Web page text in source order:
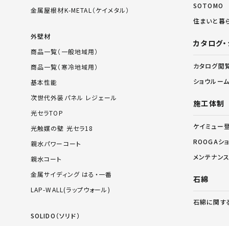
金属屋根材K-METAL（ケイメタル）
外壁材
商品一覧（一般地域用）
商品一覧（寒冷地域用）
基本性能
次世代外装パネル レジェール
光セラTOP
光触媒の壁 光セラ18
親水パワーコート
親水コート
金属サイディング はる・一番
LAP-WALL(ラップウォール)
SOLIDO（ソリド）
SOTOMO
住まいと暮
カタログ
カタログ閲
ショウルー
施工体制
ケイミュー
ROOGAシ
メンテナン
石綿
石綿に関す